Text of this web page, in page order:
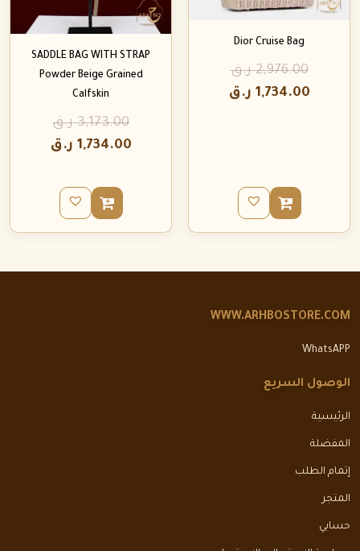
Dior Cruise Bag
2,976.00 ر.ق
1,734.00 ر.ق
SADDLE BAG WITH STRAP
Powder Beige Grained
Calfskin
3,173.00 ر.ق
1,734.00 ر.ق
WWW.ARHBOSTORE.COM
WhatsAPP
الوصول السريع
الرئيسية
المفضلة
إتمام الطلب
المتجر
حسابي